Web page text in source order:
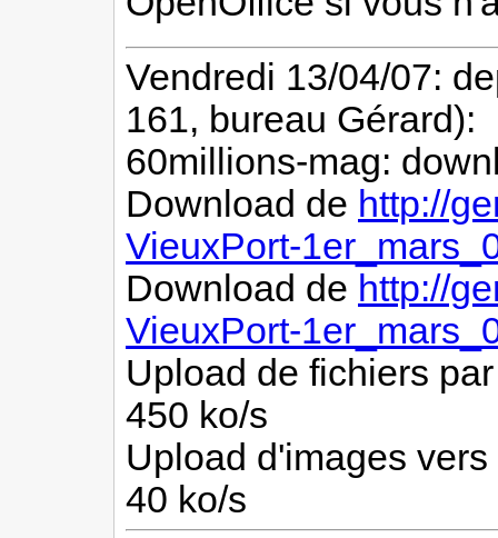
Vendredi 13/04/07:
161, bureau Gérard):
60millions-mag:
Download de http://
VieuxPort-
Download de http://
VieuxPort-
Upload de fichiers
450 ko/s
Upload d'images vers
40 ko/s